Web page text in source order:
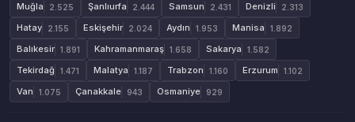
Muğla 2.525 Şanlıurfa 2.444 Samsun 2.431 Denizli 2.313
Hatay 2.155 Eskişehir 2.024 Aydın 1.953 Manisa 1.892
Balıkesir 1.891 Kahramanmaraş 1.658 Sakarya 1.582
Tekirdağ 1.471 Malatya 1.187 Trabzon 1.160 Erzurum 1.102
Van 1.075 Çanakkale 943 Osmaniye 929